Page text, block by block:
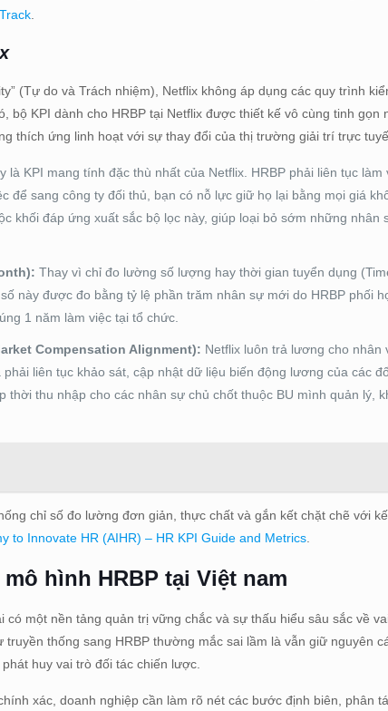
(Tự do và Trách nhiệm), Netflix không áp dụng các quy trình
bộ KPI dành cho HRBP tại Netflix được thiết kế vô cùng tinh gọn
thích ứng linh hoạt với sự thay đổi của thị trường giải trí trực
là KPI mang tính đặc thù nhất của Netflix. HRBP phải liên tục làm
để sang công ty đối thủ, bạn có nỗ lực giữ họ lại bằng mọi giá
khối đáp ứng xuất sắc bộ lọc này, giúp loại bỏ sớm những nhân
Thay vì chỉ đo lường số lượng hay thời gian tuyển dụng
này được đo bằng tỷ lệ phần trăm nhân sự mới do HRBP phối
1 năm làm việc tại tổ chức.
Compensation Alignment): Netflix luôn trả lương cho nhân
liên tục khảo sát, cập nhật dữ liệu biến động lương của các
thời thu nhập cho các nhân sự chủ chốt thuộc BU mình quản lý,
chỉ số đo lường đơn giản, thực chất và gắn kết chặt chẽ với
to Innovate HR (AIHR) – HR KPI Guide and Metrics
hình HRBP tại Việt nam
một nền tảng quản trị vững chắc và sự thấu hiểu sâu sắc về
thống sang HRBP thường mắc sai lầm là vẫn giữ nguyên
huy vai trò đối tác chiến lược.
xác, doanh nghiệp cần làm rõ nét các bước định biên, phân